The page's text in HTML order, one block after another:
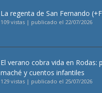
La regenta de San Fernando
109 vistas | publicado el 22/07/2026
El verano cobra vida en Rodas:
maché y cuentos infantiles
129 vistas | publicado el 25/07/2026